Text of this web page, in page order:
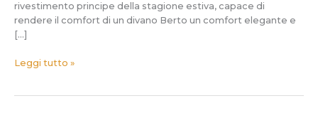
rivestimento principe della stagione estiva, capace di
rendere il comfort di un divano Berto un comfort elegante e
[…]
Leggi tutto »